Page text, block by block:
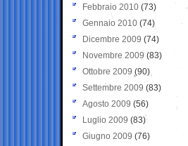
Febbraio 2010 (73)
Gennaio 2010 (74)
Dicembre 2009 (74)
Novembre 2009 (83)
Ottobre 2009 (90)
Settembre 2009 (83)
Agosto 2009 (56)
Luglio 2009 (83)
Giugno 2009 (76)